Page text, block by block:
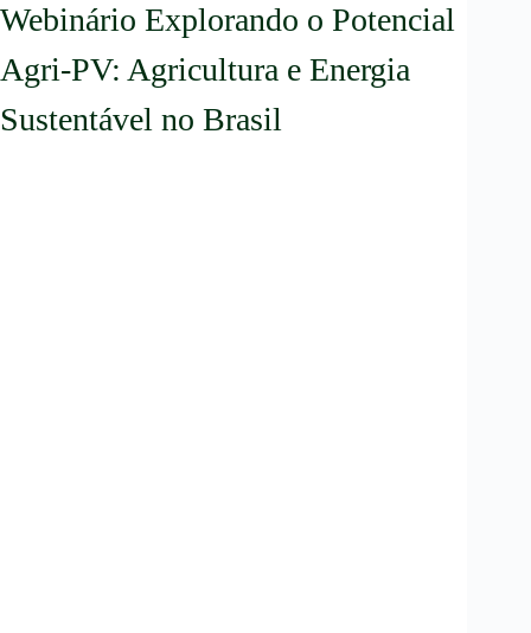
Webinário Explorando o Potencial
Agri-PV: Agricultura e Energia
Sustentável no Brasil